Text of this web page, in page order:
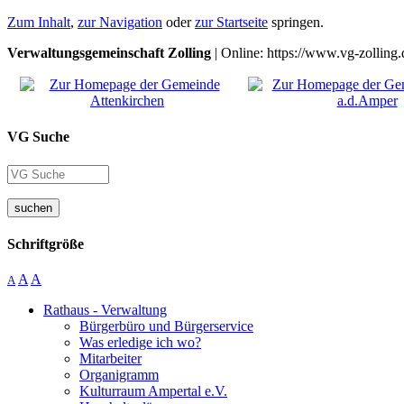
Zum Inhalt, zur Navigation oderzur Startseite springen.
Verwaltungsgemeinschaft Zolling | Online: https://www.vg-
VG Suche
suchen
Schriftgröße
A A A
Rathaus - Verwaltung
Bürgerbüro und Bürgerservice
Was erledige ich wo?
Mitarbeiter
Organigramm
Kulturraum Ampertal e.V.